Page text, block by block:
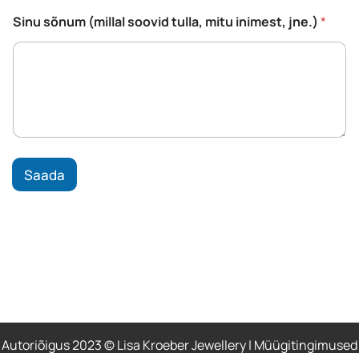
l
a
l
Sinu sõnum (millal soovid tulla, mitu inimest, jne.) *
Saada
Autoriõigus 2023 © Lisa Kroeber Jewellery | Müügitingimused